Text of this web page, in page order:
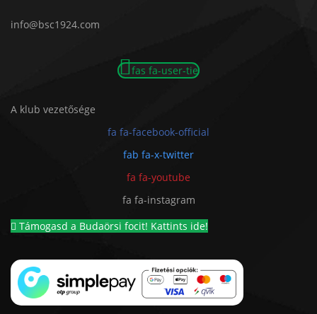
info@bsc1924.com
fas fa-user-tie
A klub vezetősége
fa fa-facebook-official
fab fa-x-twitter
fa fa-youtube
fa fa-instagram
Támogasd a Budaörsi focit! Kattints ide!